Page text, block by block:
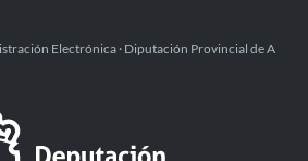
Electrónica · Diputación Provincial de A